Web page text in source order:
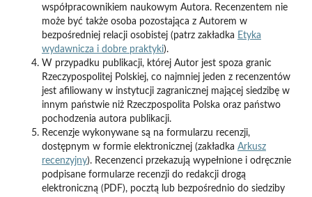
współpracownikiem naukowym Autora. Recenzentem nie
może być także osoba pozostająca z Autorem w
bezpośredniej relacji osobistej (patrz zakładka Etyka
wydawnicza i dobre praktyki).
W przypadku publikacji, której Autor jest spoza granic
Rzeczypospolitej Polskiej, co najmniej jeden z recenzentów
jest afiliowany w instytucji zagranicznej mającej siedzibę w
innym państwie niż Rzeczpospolita Polska oraz państwo
pochodzenia autora publikacji.
Recenzje wykonywane są na formularzu recenzji,
dostępnym w formie elektronicznej (zakładka Arkusz
recenzyjny). Recenzenci przekazują wypełnione i odręcznie
podpisane formularze recenzji do redakcji drogą
elektroniczną (PDF), pocztą lub bezpośrednio do siedziby